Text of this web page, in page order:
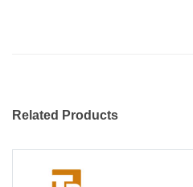
Related Products